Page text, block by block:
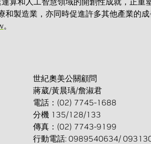
和製造業，亦同時促進許多其他產業的
。
世紀奧美公關顧問
蔣葳/黃晨瑀/詹淑君
電話：(02) 7745-1688
分機 135/128/133
傳真：(02) 7743-9199
行動電話: 0989540634/